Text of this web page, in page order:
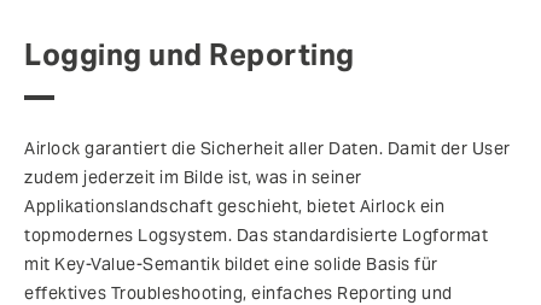
Logging und Reporting
Airlock garantiert die Sicherheit aller Daten. Damit der User
zudem jederzeit im Bilde ist, was in seiner
Applikationslandschaft geschieht, bietet Airlock ein
topmodernes Logsystem. Das standardisierte Logformat
mit Key-Value-Semantik bildet eine solide Basis für
effektives Troubleshooting, einfaches Reporting und